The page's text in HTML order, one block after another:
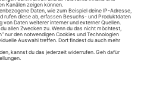
Einstellungen